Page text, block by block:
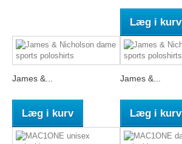
Læg i kurv
James &...
Læg i kurv
James &...
Læg i kurv